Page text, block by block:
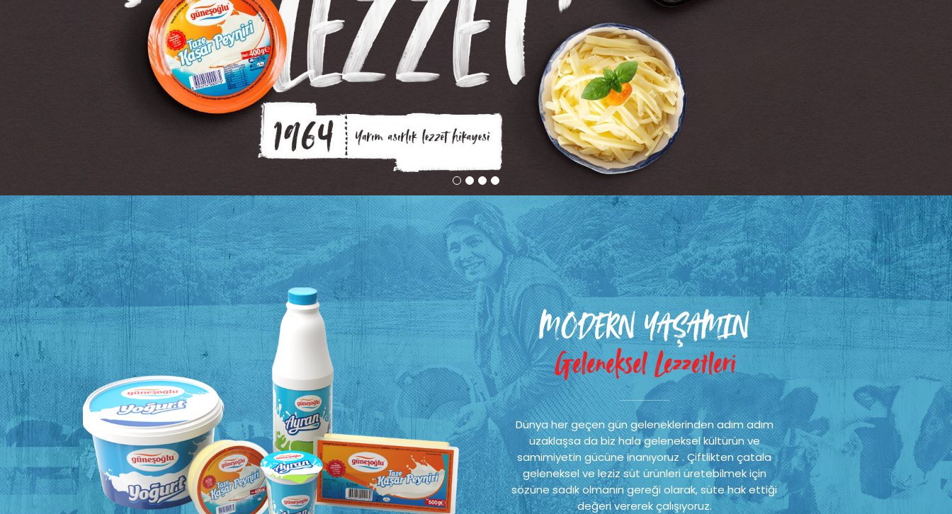
MODERN YAŞAMIN
Geleneksel Lezzetleri
Dünya her geçen gün geleneklerinden adım adım
uzaklaşsa da biz hala geleneksel kültürün ve
samimiyetin gücüne inanıyoruz . Çiftlikten çatala
geleneksel ve leziz süt ürünleri üretebilmek için
sözüne sadık olmanın gereği olarak, süte hak ettiği
değeri vererek çalışıyoruz.